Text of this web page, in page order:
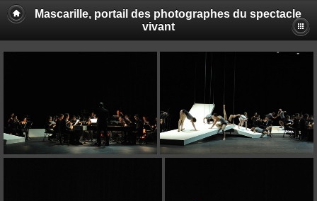
Mascarille, portail des photographes du spectacle
vivant